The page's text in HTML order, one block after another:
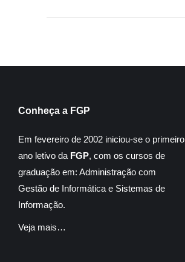
Conheça a FGP
Em fevereiro de 2002 iniciou-se o primeiro
ano letivo da FGP, com os cursos de
graduação em: Administração com
Gestão de Informática e Sistemas de
Informação.
Veja mais…